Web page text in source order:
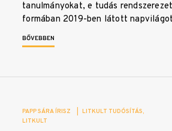
tanulmányokat, e tudás
formában 2019-ben látott
BŐVEBBEN
PAPP SÁRA ÍRISZ
LITKULT TUDÓSÍTÁS
LITKULT